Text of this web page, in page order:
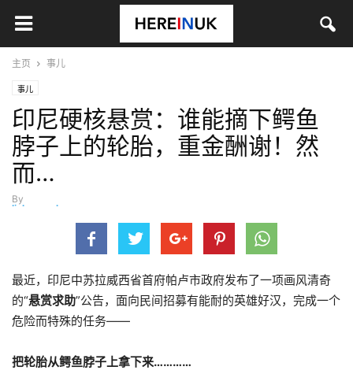
主页 事儿
事儿
印尼硬核悬赏：谁能摘下鳄鱼
脖子上的轮胎，重金酬谢！然
而…
By
lizhuangzhuang
最近，印尼中苏拉威西省首府帕卢市政府发布了一项画风清奇
的“悬赏求助”公告，面向民间招募有能耐的英雄好汉，完成一个
危险而特殊的任务——
把轮胎从鳄鱼脖子上拿下来…………